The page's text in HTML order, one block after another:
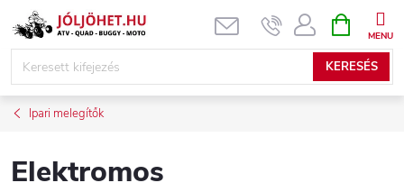
Ugrás
KERESÉS
KOSÁR
Ipari melegítők
Elektromos